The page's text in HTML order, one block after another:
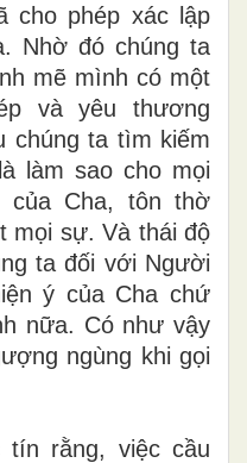
cho phép xác lập
Nhờ đó chúng ta
mẽ mình có một
và yêu thương
chúng ta tìm kiếm
làm sao cho mọi
của Cha, tôn thờ
mọi sự. Và thái độ
ta đối với Người
ý của Cha chứ
nữa. Có như vậy
ngùng khi gọi
tín rằng, việc cầu